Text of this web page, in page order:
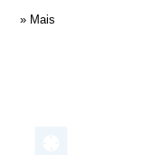
» Mais